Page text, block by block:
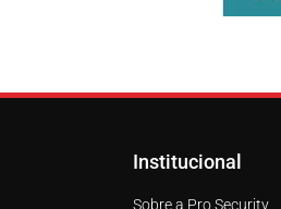
Institucional
Sobre a Pro Security